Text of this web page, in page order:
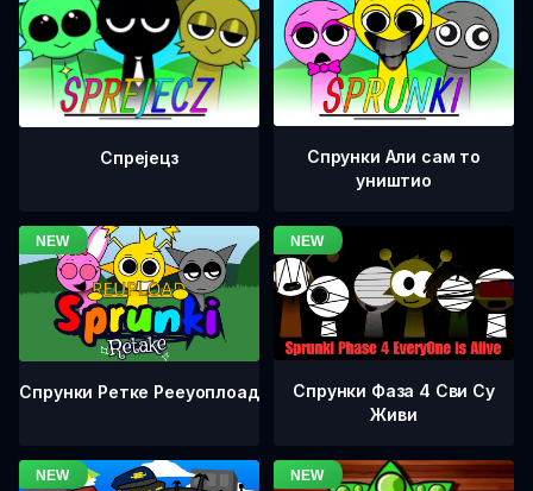
Спрејецз
Спрунки Али сам то
уништио
Спрунки Ретке Рееуоплоад
Спрунки Фаза 4 Сви Су
Живи